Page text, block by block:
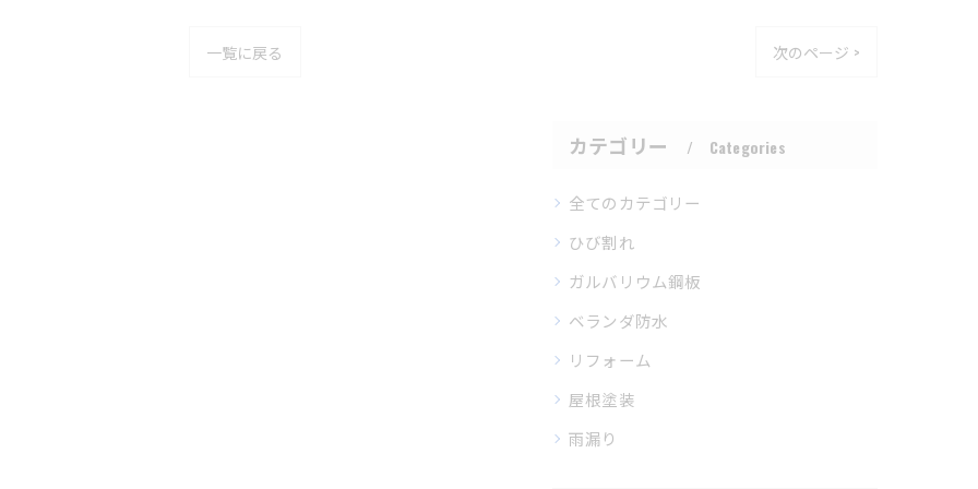
一覧に戻る 次のページ >
カテゴリー Categories
全てのカテゴリー
ひび割れ
ガルバリウム鋼板
ベランダ防水
リフォーム
屋根塗装
雨漏り